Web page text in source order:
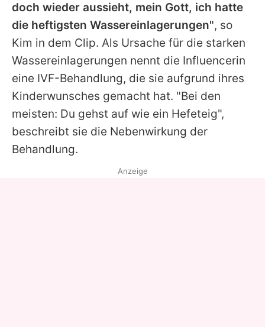
Impressum
Datenschutzerklärung
Nutzungsbedingungen
Utiq verwalten
doch wieder aussieht, mein Gott, ich hatte
die heftigsten Wassereinlagerungen", so
Kim in dem Clip. Als Ursache für die starken
Wassereinlagerungen nennt die Influencerin
eine IVF-Behandlung, die sie aufgrund ihres
Kinderwunsches gemacht hat. "Bei den
meisten: Du gehst auf wie ein Hefeteig",
beschreibt sie die Nebenwirkung der
Behandlung.
Anzeige